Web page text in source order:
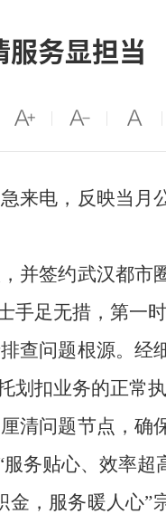
服务显担当
来电，反映当月
并签约武汉都市
足无措，第一
查问题根源。经
扣业务的正常执
清问题节点，确
务贴心、效率超
，服务暖人心”